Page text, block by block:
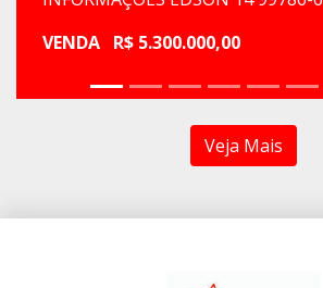
VENDA R$ 5.300.000,00
Veja Mais